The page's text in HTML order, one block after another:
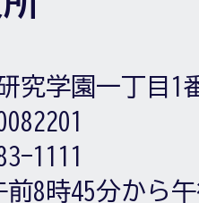
究学園一丁目1
1111
前8時45分から